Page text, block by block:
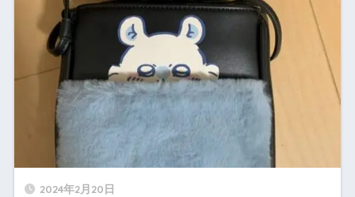
2024年2月20日